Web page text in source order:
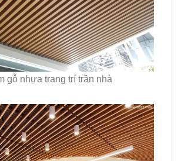
gỗ nhựa trang trí trần nhà